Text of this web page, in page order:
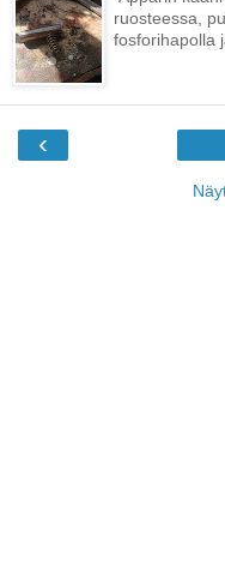
ruosteessa,
fosforihapolla
‹